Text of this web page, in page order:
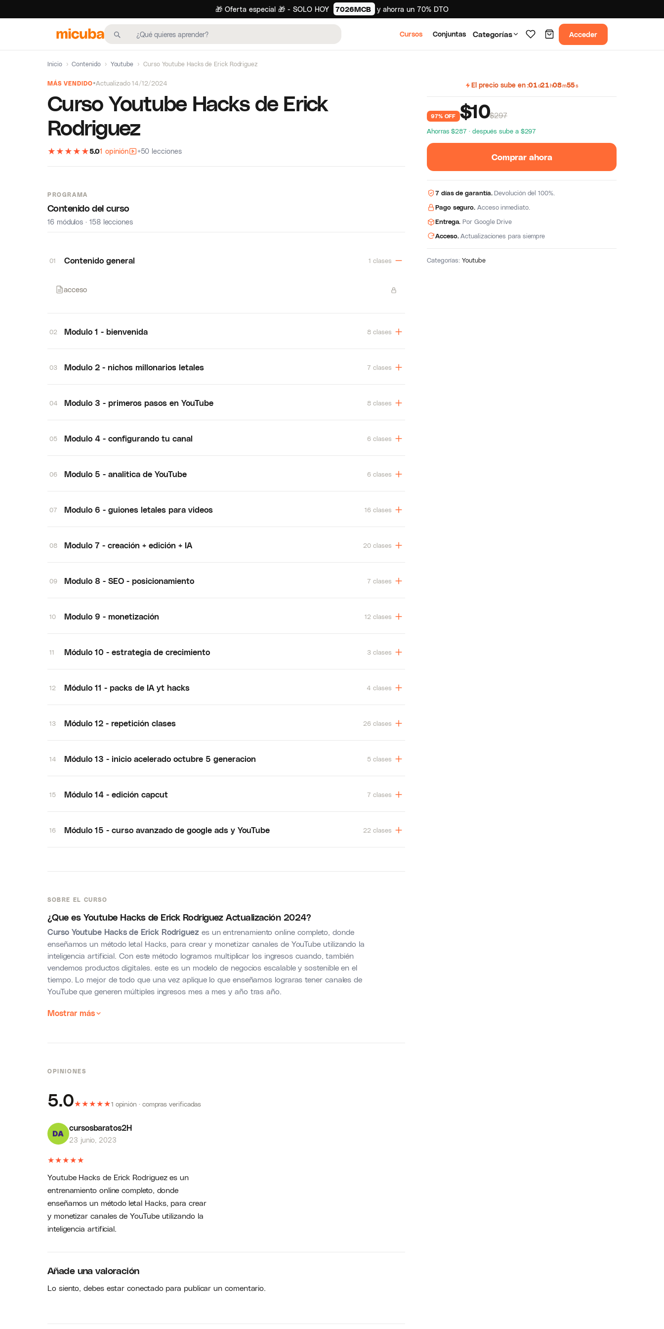
🎁 Oferta especial 🎁 - SOLO HOY 7026MCB y ahorra un 70% DTO
Cursos Conjuntas Categorías Acceder
Inicio › Contenido › Youtube › Curso Youtube Hacks de Erick Rodriguez
MÁS VENDIDO Actualizado 14/12/2024
Curso Youtube Hacks de Erick
Rodriguez
★ ★ ★ ★ ★5.01 opinión +50 lecciones
SOBRE EL CURSO
¿Que es Youtube Hacks de Erick Rodriguez Actualización 2024?
Curso Youtube Hacks de Erick Rodriguez es un entrenamiento online completo, donde
enseñamos un método letal Hacks, para crear y monetizar canales de YouTube utilizando la
inteligencia artificial. Con este método logramos multiplicar los ingresos cuando, también
vendemos productos digitales. este es un modelo de negocios escalable y sostenible en el
tiempo. Lo mejor de todo que una vez aplique lo que enseñamos lograras tener canales de
YouTube que generen múltiples ingresos mes a mes y año tras año.
Mostrar más
PROGRAMA
Contenido del curso
16 módulos · 158 lecciones
01 Contenido general 1 clases
acceso
02 Modulo 1 - bienvenida 8 clases
03 Modulo 2 - nichos millonarios letales 7 clases
04 Modulo 3 - primeros pasos en YouTube 8 clases
05 Modulo 4 - configurando tu canal 6 clases
06 Modulo 5 - analitica de YouTube 6 clases
07 Modulo 6 - guiones letales para videos 16 clases
08 Modulo 7 - creación + edición + IA 20 clases
09 Modulo 8 - SEO - posicionamiento 7 clases
10 Modulo 9 - monetización 12 clases
11 Módulo 10 - estrategia de crecimiento 3 clases
12 Módulo 11 - packs de IA yt hacks 4 clases
13 Módulo 12 - repetición clases 26 clases
14 Módulo 13 - inicio acelerado octubre 5 generacion 5 clases
15 Módulo 14 - edición capcut 7 clases
16 Módulo 15 - curso avanzado de google ads y YouTube 22 clases
OPINIONES
5.0★★★★★1 opinión · compras verificadas
cursosbaratos2H
23 junio, 2023
★★★★★
Youtube Hacks de Erick Rodriguez es un
entrenamiento online completo, donde
enseñamos un método letal Hacks, para crear
y monetizar canales de YouTube utilizando la
inteligencia artificial.
Añade una valoración
Lo siento, debes estarconectadopara publicar un comentario.
El precio sube en 01d21h08m54s
97% OFF $10$297
Ahorras $287 · después sube a $297
Comprar ahora
7 días de garantía.Devolución del 100%.
Pago seguro. Acceso inmediato.
Entrega. Por Google Drive
Acceso.Actualizaciones para siempre
Categorías:Youtube